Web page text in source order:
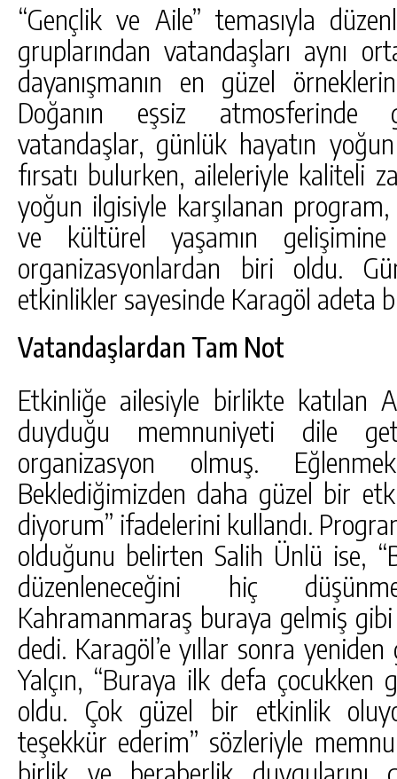
“Gençlik ve Aile” temasıyla
gruplarından vatandaşları aynı
dayanışmanın en güzel
Doğanın eşsiz atmosferinde
vatandaşlar, günlük hayatın
fırsatı bulurken, aileleriyle kaliteli
yoğun ilgisiyle karşılanan
ve kültürel yaşamın
organizasyonlardan biri oldu.
etkinlikler sayesinde Karagöl adeta
Vatandaşlardan Tam Not
Etkinliğe ailesiyle birlikte katılan
duyduğu memnuniyeti dile
organizasyon olmuş.
Beklediğimizden daha güzel bir
diyorum” ifadelerini kullandı.
olduğunu belirten Salih Ünlü ise,
düzenleneceğini hiç
Kahramanmaraş buraya gelmiş
dedi. Karagöl’e yıllar sonra
Yalçın, “Buraya ilk defa
oldu. Çok güzel bir etkinlik
teşekkür ederim” sözleriyle